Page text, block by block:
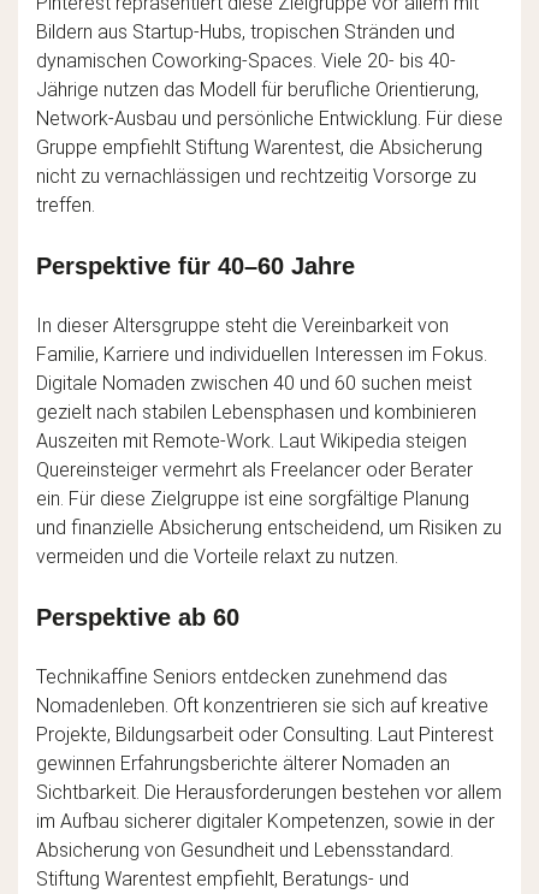
Bildern aus Startup-Hubs, tropischen Stränden und
dynamischen Coworking-Spaces. Viele 20- bis 40-
Jährige nutzen das Modell für berufliche Orientierung,
Network-Ausbau und persönliche Entwicklung. Für diese
Gruppe empfiehlt Stiftung Warentest, die Absicherung
nicht zu vernachlässigen und rechtzeitig Vorsorge zu
treffen.
Perspektive für 40–60 Jahre
In dieser Altersgruppe steht die Vereinbarkeit von
Familie, Karriere und individuellen Interessen im Fokus.
Digitale Nomaden zwischen 40 und 60 suchen meist
gezielt nach stabilen Lebensphasen und kombinieren
Auszeiten mit Remote-Work. Laut Wikipedia steigen
Quereinsteiger vermehrt als Freelancer oder Berater
ein. Für diese Zielgruppe ist eine sorgfältige Planung
und finanzielle Absicherung entscheidend, um Risiken zu
vermeiden und die Vorteile relaxt zu nutzen.
Perspektive ab 60
Technikaffine Seniors entdecken zunehmend das
Nomadenleben. Oft konzentrieren sie sich auf kreative
Projekte, Bildungsarbeit oder Consulting. Laut Pinterest
gewinnen Erfahrungsberichte älterer Nomaden an
Sichtbarkeit. Die Herausforderungen bestehen vor allem
im Aufbau sicherer digitaler Kompetenzen, sowie in der
Absicherung von Gesundheit und Lebensstandard.
Stiftung Warentest empfiehlt, Beratungs- und